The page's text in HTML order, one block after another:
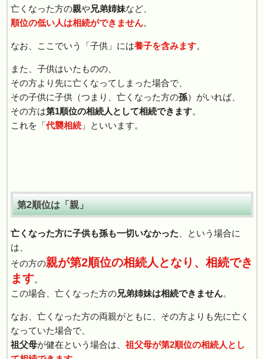
亡くなった方の親や兄弟姉妹など、
順位の低い人は相続ができません。
なお、ここでいう「子供」には養子を含みます。
また、子供はいたものの、
その方より先に亡くなってしまった場合で、
その子供に子供（つまり、亡くなった方の孫）がいれば、
その方は第1順位の相続人として相続できます。
これを「代襲相続 」といいます。
第2順位は「親」
亡くなった方に子供も孫も一切いなかった 、という場合に
は、
その方の親が第2順位の相続人となり、相続でき
ます。
この場合、亡くなった方の兄弟姉妹は相続できません。
なお、亡くなった方の両親がともに、その方よりも先に亡く
なっていた場合で、
祖父母が健在という場合は、 祖父母が第2順位の相続人とし